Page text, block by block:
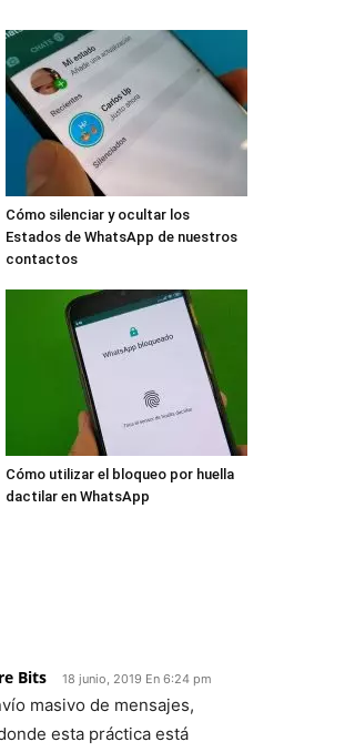
Cómo silenciar y ocultar los
Estados de WhatsApp de nuestros
contactos
Cómo utilizar el bloqueo por huella
dactilar en WhatsApp
Bits 18 junio, 2019 En 6:24 pm
masivo de mensajes,
esta práctica está